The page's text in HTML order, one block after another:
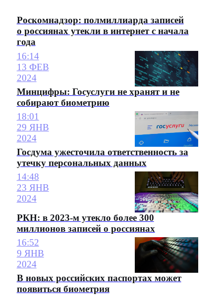
Роскомнадзор: полмиллиарда записей
о россиянах утекли в интернет с начала
года
16:14
13 ФЕВ
2024
Минцифры: Госуслуги не хранят и не
собирают биометрию
18:01
29 ЯНВ
2024
Госдума ужесточила ответственность за
утечку персональных данных
14:48
23 ЯНВ
2024
РКН: в 2023-м утекло более 300
миллионов записей о россиянах
16:52
9 ЯНВ
2024
В новых российских паспортах может
появиться биометрия